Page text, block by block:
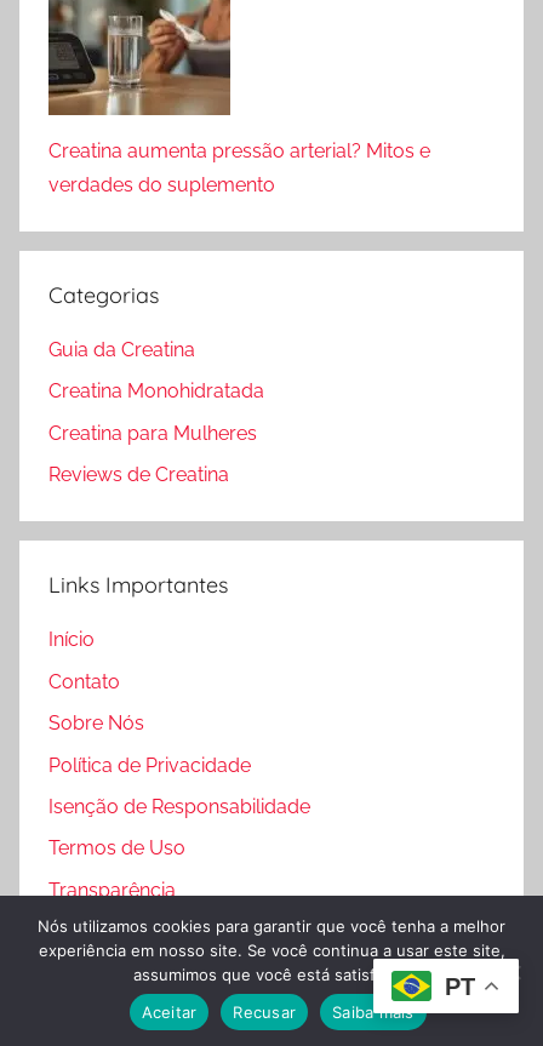
Creatina aumenta pressão arterial? Mitos e
verdades do suplemento
Categorias
Guia da Creatina
Creatina Monohidratada
Creatina para Mulheres
Reviews de Creatina
Links Importantes
Início
Contato
Sobre Nós
Política de Privacidade
Isenção de Responsabilidade
Termos de Uso
Transparência
© 2025 Creatina & Saúde. Todos os direitos reservados.
PT
Nós utilizamos cookies para garantir que você tenha a melhor
experiência em nosso site. Se você continua a usar este site,
assumimos que você está satisfeito.
Aceitar
Recusar Saiba mais